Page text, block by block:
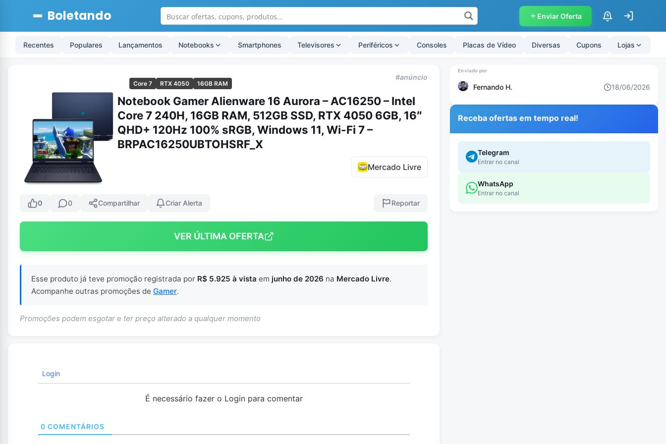
Boletando Enviar Oferta $
Recentes Populares Lançamentos Notebooks Smartphones Televisores Periféricos Consoles Placas de Vídeo Diversas Cupons Lojas
Core 7 RTX 4050 16GB RAM
#anúncio
Notebook Gamer Alienware 16 Aurora – AC16250 – Intel
Core 7 240H, 16GB RAM, 512GB SSD, RTX 4050 6GB, 16″
QHD+ 120Hz 100% sRGB, Windows 11, Wi-Fi 7 –
BRPAC16250UBTOHSRF_X
Mercado Livre
0 0 Compartilhar Criar Alerta Reportar
VER ÚLTIMA OFERTA
Esse produto já teve promoção registrada por R$ 5.925 à vista em junho de 2026 na Mercado Livre.
Acompanhe outras promoções de Gamer.
Promoções podem esgotar e ter preço alterado a qualquer momento
Login
É necessário fazer o Login para comentar
0 COMENTÁRIOS
Fernando H. 18/06/2026
Receba ofertas em tempo real!
Telegram
Entrar no canal
WhatsApp
Entrar no canal